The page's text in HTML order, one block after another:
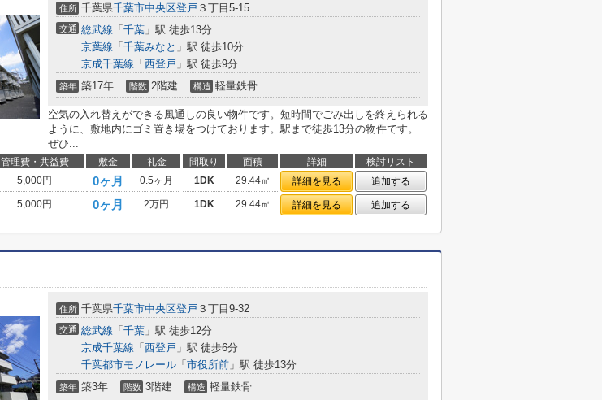
住所 千葉県千葉市中央区登戸 ３丁目5-15
交通 総武線 「 千葉 」駅 徒歩13分
京葉線 「 千葉みなと 」駅 徒歩10分
京成千葉線 「 西登戸 」駅 徒歩9分
築年 築17年 階数 2階建 構造 軽量鉄骨
空気の入れ替えができる風通しの良い物件です。短時間でごみ出しを終えられる
ように、敷地内にゴミ置き場をつけております。駅まで徒歩13分の物件です。
ぜひ...
管理費・共益費 敷金 礼金 間取り 面積 詳細
検討リスト
5,000円 0ヶ月 0.5ヶ月 1DK 29.44㎡ 詳細を見る
追加する
5,000円 0ヶ月 2万円 1DK 29.44㎡ 詳細を見る 追加する
住所 千葉県千葉市中央区登戸 ３丁目9-32
交通 総武線 「 千葉 」駅 徒歩12分
京成千葉線 「 西登戸 」駅 徒歩6分
千葉都市モノレール 「 市役所前 」駅 徒歩13分
築年 築3年 階数 3階建 構造 軽量鉄骨